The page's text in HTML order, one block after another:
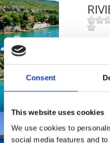
Consent
This website uses cookies
We use cookies to
social media features and